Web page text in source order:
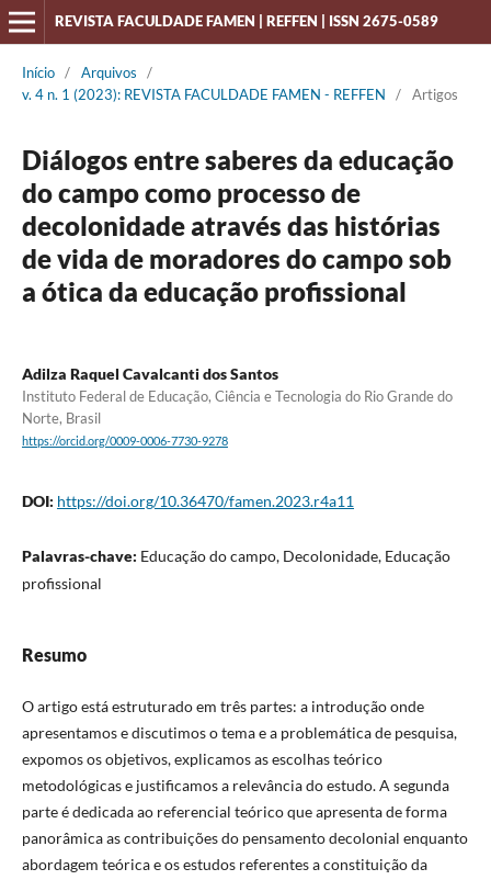
REVISTA FACULDADE FAMEN | REFFEN | ISSN 2675-0589
Início / Arquivos
/
v. 4 n. 1 (2023): REVISTA FACULDADE FAMEN - REFFEN
/ Artigos
Diálogos entre saberes da educação
do campo como processo de
decolonidade através das histórias
de vida de moradores do campo sob
a ótica da educação profissional
Adilza Raquel Cavalcanti dos Santos
Instituto Federal de Educação, Ciência e Tecnologia do Rio Grande do
Norte, Brasil
https://orcid.org/0009-0006-7730-9278
DOI: https://doi.org/10.36470/famen.2023.r4a11
Palavras-chave: Educação do campo, Decolonidade, Educação
profissional
Resumo
O artigo está estruturado em três partes: a introdução onde
apresentamos e discutimos o tema e a problemática de pesquisa,
expomos os objetivos, explicamos as escolhas teórico
metodológicas e justificamos a relevância do estudo. A segunda
parte é dedicada ao referencial teórico que apresenta de forma
panorâmica as contribuições do pensamento decolonial enquanto
abordagem teórica e os estudos referentes a constituição da